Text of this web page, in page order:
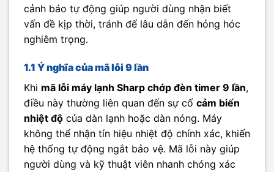
cảnh báo tự động giúp người dùng nhận biết
vấn đề kịp thời, tránh để lâu dẫn đến hỏng hóc
nghiêm trọng.
1.1 Ý nghĩa của mã lỗi 9 lần
Khi mã lỗi máy lạnh Sharp chớp đèn timer 9 lần,
điều này thường liên quan đến sự cố cảm biến
nhiệt độ của dàn lạnh hoặc dàn nóng. Máy
không thể nhận tín hiệu nhiệt độ chính xác, khiến
hệ thống tự động ngắt bảo vệ. Mã lỗi này giúp
người dùng và kỹ thuật viên nhanh chóng xác